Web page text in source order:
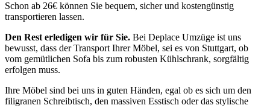
Schon ab 26€ können Sie bequem, sicher und kostengünstig
transportieren lassen.
Den Rest erledigen wir für Sie. Bei Deplace Umzüge ist uns
bewusst, dass der Transport Ihrer Möbel, sei es von Stuttgart, ob
vom gemütlichen Sofa bis zum robusten Kühlschrank, sorgfältig
erfolgen muss.
Ihre Möbel sind bei uns in guten Händen, egal ob es sich um den
filigranen Schreibtisch, den massiven Esstisch oder das stylische